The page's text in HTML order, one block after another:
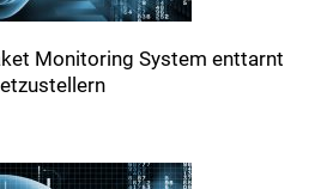
Monitoring System enttarnt